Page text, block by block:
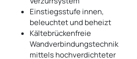
Einstiegsstufe innen,
beleuchtet und beheizt
Kältebrückenfreie
Wandverbindungstechnik
mittels hochverdichteter